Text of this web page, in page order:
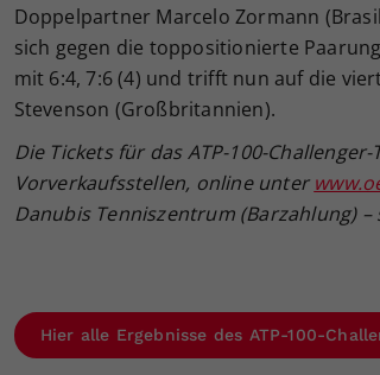
Doppelpartner Marcelo Zormann
sich gegen die toppositionierte
mit 6:4, 7:6 (4) und trifft nun auf die
Stevenson (Großbritannien).
Die Tickets für das ATP-100-
Vorverkaufsstellen, online unter
Danubis Tenniszentrum (Barzahlung)
Hier alle Ergebnisse des ATP-100-